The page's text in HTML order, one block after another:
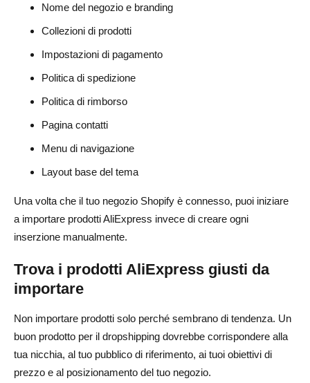
Nome del negozio e branding
Collezioni di prodotti
Impostazioni di pagamento
Politica di spedizione
Politica di rimborso
Pagina contatti
Menu di navigazione
Layout base del tema
Una volta che il tuo negozio Shopify è connesso, puoi iniziare
a importare prodotti AliExpress invece di creare ogni
inserzione manualmente.
Trova i prodotti AliExpress giusti da
importare
Non importare prodotti solo perché sembrano di tendenza. Un
buon prodotto per il dropshipping dovrebbe corrispondere alla
tua nicchia, al tuo pubblico di riferimento, ai tuoi obiettivi di
prezzo e al posizionamento del tuo negozio.